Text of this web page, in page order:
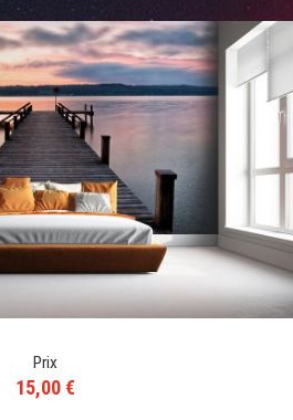
Prix
15,00 €